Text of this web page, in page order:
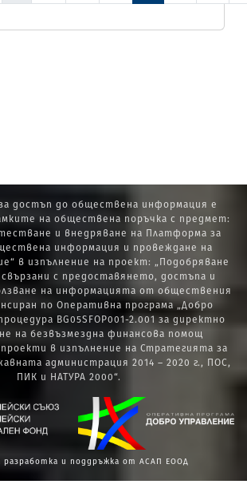
достъп до обществена информация е
на обществена поръчка с предмет:
и внедряване на Платформа за
информация и провеждане на
в изпълнение на проект: „Подобряване
с предоставянето, достъпа и
на информацията от обществения
по Оперативна програма „Добро
BG05SFOP001-2.001 за директно
на безвъзмездна финансова помощ
в изпълнение на Стратегията за
администрация 2014 – 2020 г., ПОС,
ПИК и НАТУРА 2000“.
разработка и поддръжка от АСАП ЕООД